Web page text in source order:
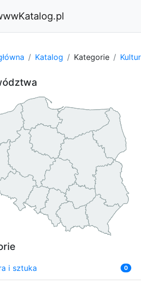
Katalog Kategorie
i sztuka 0